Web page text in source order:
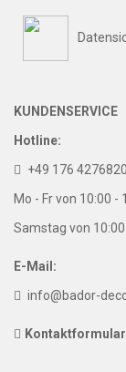
KUNDENSERVICE
Hotline:
+49 176
Mo - Fr von 10:00 -
Samstag von
E-Mail:
info@bador-
Kontaktformular